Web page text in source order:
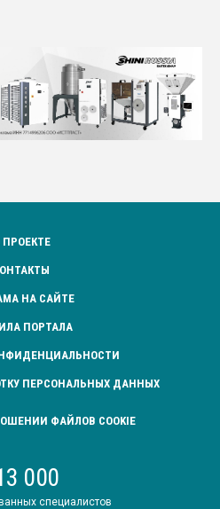
ПРОЕКТЕ
НА САЙТЕ
ПОРТАЛА
ПЕРСОНАЛЬНЫХ ДАННЫХ
ФАЙЛОВ COOKIE
000
специалистов